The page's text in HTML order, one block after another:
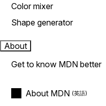
Color mixer
Shape generator
About
Get to know MDN better
About MDN